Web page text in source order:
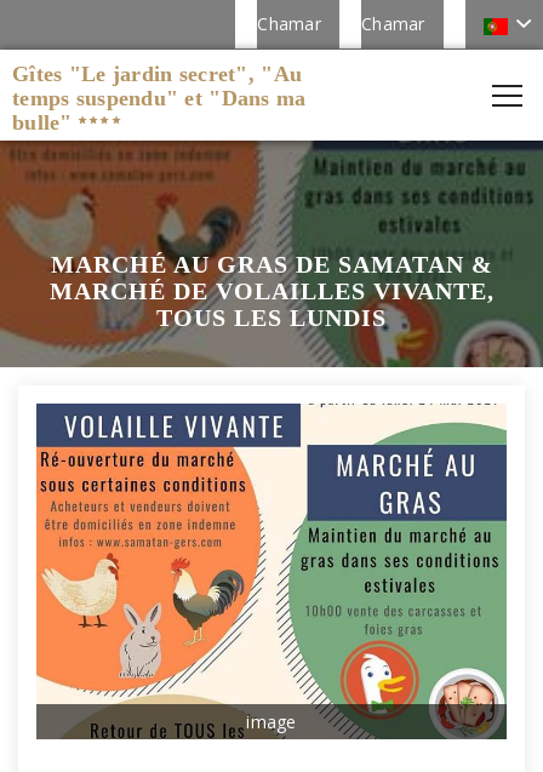
Chamar
Chamar
Gîtes "Le jardin secret", "Au
temps suspendu" et "Dans ma
bulle"
MARCHÉ AU GRAS DE SAMATAN &
MARCHÉ DE VOLAILLES VIVANTE,
TOUS LES LUNDIS
image